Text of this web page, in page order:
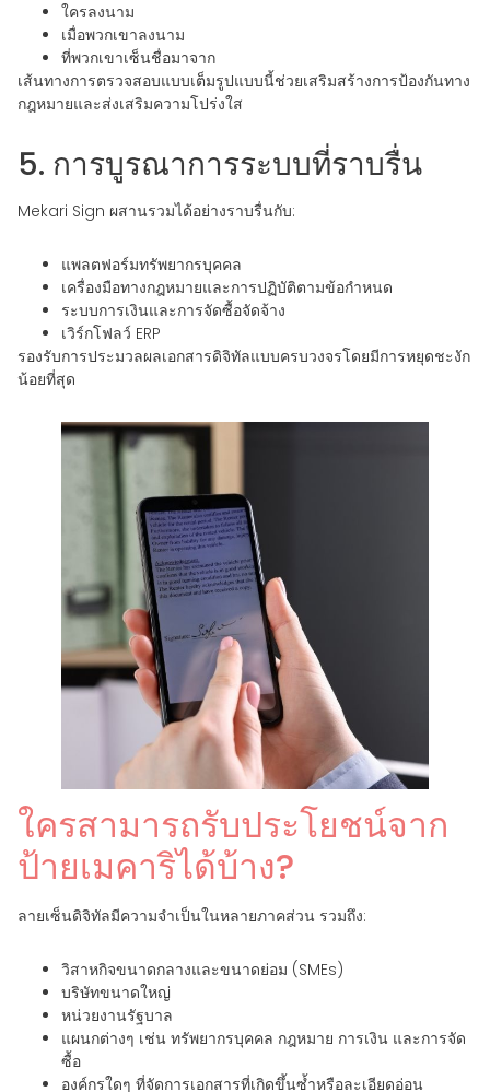
ใครลงนาม
เมื่อพวกเขาลงนาม
ที่พวกเขาเซ็นชื่อมาจาก
เส้นทางการตรวจสอบแบบเต็มรูปแบบนี้ช่วยเสริมสร้างการป้องกันทาง
กฎหมายและส่งเสริมความโปร่งใส
5. การบูรณาการระบบที่ราบรื่น
Mekari Sign ผสานรวมได้อย่างราบรื่นกับ:
แพลตฟอร์มทรัพยากรบุคคล
เครื่องมือทางกฎหมายและการปฏิบัติตามข้อกำหนด
ระบบการเงินและการจัดซื้อจัดจ้าง
เวิร์กโฟลว์ ERP
รองรับการประมวลผลเอกสารดิจิทัลแบบครบวงจรโดยมีการหยุดชะงัก
น้อยที่สุด
ใครสามารถรับประโยชน์จาก
ป้ายเมคาริได้บ้าง?
ลายเซ็นดิจิทัลมีความจำเป็นในหลายภาคส่วน รวมถึง:
วิสาหกิจขนาดกลางและขนาดย่อม (SMEs)
บริษัทขนาดใหญ่
หน่วยงานรัฐบาล
แผนกต่างๆ เช่น ทรัพยากรบุคคล กฎหมาย การเงิน และการจัด
ซื้อ
องค์กรใดๆ ที่จัดการเอกสารที่เกิดขึ้นซ้ำหรือละเอียดอ่อน